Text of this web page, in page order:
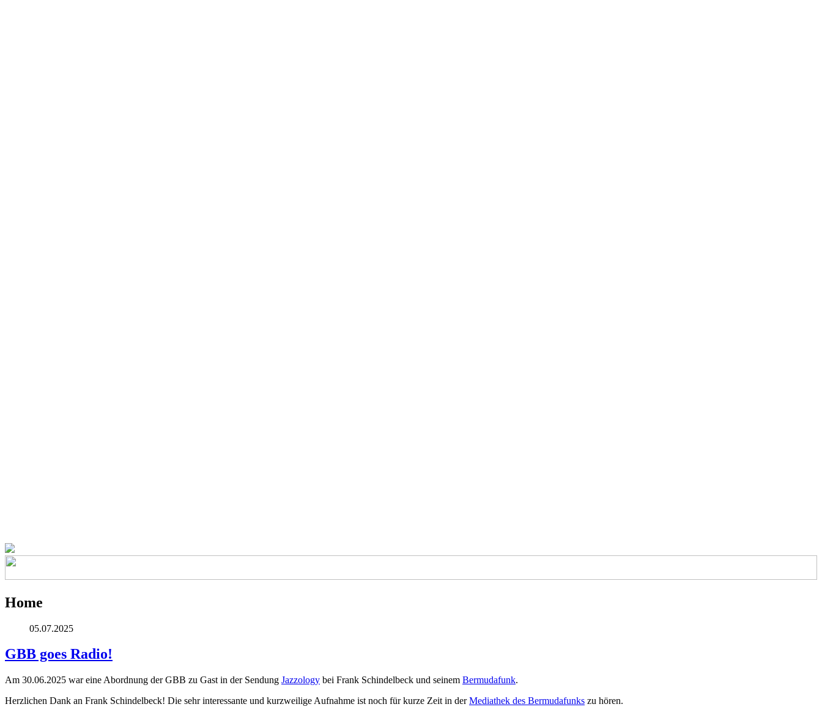
Home
05.07.2025
GBB goes Radio!
Am 30.06.2025 war eine Abordnung der GBB zu Gast in der Sendung Jazzology bei Frank Schindelbeck und seinem Bermudafunk.
Herzlichen Dank an Frank Schindelbeck! Die sehr interessante und kurzweilige Aufnahme ist noch für kurze Zeit in derMediathek des Bermudafunks zu hören.